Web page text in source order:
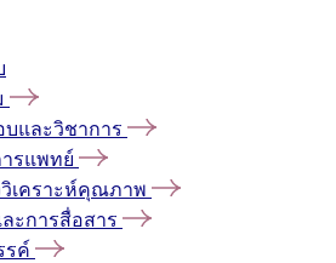
และวิชาการ
รแพทย์
เคราะห์คุณภาพ
ะการสื่อสาร
รค์